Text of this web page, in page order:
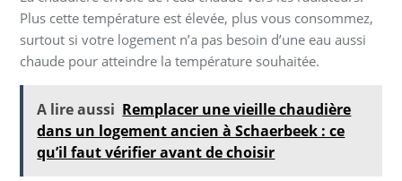
Plus cette température est élevée, plus vous consommez,
surtout si votre logement n’a pas besoin d’une eau aussi
chaude pour atteindre la température souhaitée.
A lire aussi Remplacer une vieille chaudière
dans un logement ancien à Schaerbeek : ce
qu’il faut vérifier avant de choisir